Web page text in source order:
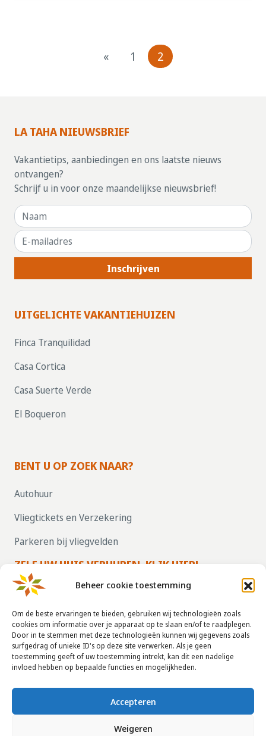
Beheer cookie toestemming
Om de beste ervaringen te bieden, gebruiken wij technologieën zoals
cookies om informatie over je apparaat op te slaan en/of te raadplegen.
Door in te stemmen met deze technologieën kunnen wij gegevens zoals
surfgedrag of unieke ID's op deze site verwerken. Als je geen
toestemming geeft of uw toestemming intrekt, kan dit een nadelige
invloed hebben op bepaalde functies en mogelijkheden.
Accepteren
Weigeren
« 1 2
LA TAHA NIEUWSBRIEF
Vakantietips, aanbiedingen en ons laatste nieuws
ontvangen?
Schrijf u in voor onze maandelijkse nieuwsbrief!
Inschrijven
UITGELICHTE VAKANTIEHUIZEN
Finca Tranquilidad
Casa Cortica
Casa Suerte Verde
El Boqueron
BENT U OP ZOEK NAAR?
Autohuur
Vliegtickets en Verzekering
Parkeren bij vliegvelden
ZELF UW HUIS VERHUREN, KLIK HIER!
CONTACTGEGEVENS
info@taha.nl
+31-(0)85-043 88 50
Huurvoorwaarden